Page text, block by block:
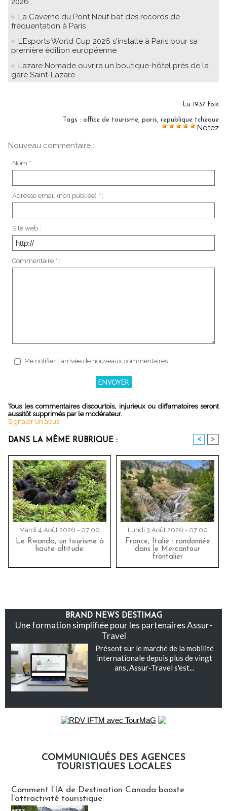
La Caverne du Pont Neuf bat des records de
fréquentation à Paris
L’Esports World Cup 2026 s'installe à Paris pour sa
première édition européenne
Lazare Nomade ouvrira un boutique-hôtel près de la
gare Saint-Lazare
Lu 1937 fois
Tags : office de tourisme paris republique tcheque
Notez
Nouveau commentaire :
Nom * :
Adresse email (non publiée) * :
Site web :
Commentaire * :
Me notifier l'arrivée de nouveaux commentaires
Tous les commentaires discourtois, injurieux ou diffamatoires seront
aussitôt supprimés par le modérateur.
Signaler un abus
DANS LA MÊME RUBRIQUE : < >
Mardi 4 Août 2026 - 07:00
Le Rwanda, un tourisme à
haute altitude
Lundi 3 Août 2026 - 07:00
France, Italie : randonnée
dans le Mercantour
frontalier
BRAND NEWS DESTIMAG
Une formation simplifiée pour les partenaires Assur-
Travel
Présent sur le marché de la mobilité
internationale depuis plus de vingt
ans, Assur-Travel s'est...
COMMUNIQUÉS DES AGENCES
TOURISTIQUES LOCALES
Comment l’IA de Destination Canada booste
l’attractivité touristique